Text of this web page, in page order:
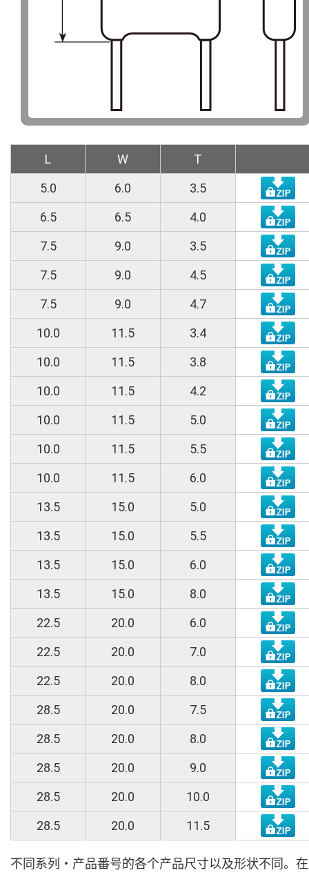
L W
T
5.0
6.0
3.5
6.5
6.5
4.0
7.5
9.0
3.5
7.5
9.0
4.5
7.5
9.0
4.7
10.0
11.5
3.4
10.0
11.5
3.8
10.0
11.5
4.2
10.0
11.5
5.0
10.0
11.5
5.5
10.0
11.5
6.0
13.5
15.0
5.0
13.5
15.0
5.5
13.5
15.0
6.0
13.5
15.0
8.0
22.5
20.0
6.0
22.5
20.0
7.0
22.5
20.0
8.0
28.5
20.0
7.5
28.5
20.0
8.0
28.5
20.0
9.0
28.5
20.0
10.0
28.5
20.0 11.5
不同系列・产品番号的各个产品尺寸以及形状不同。